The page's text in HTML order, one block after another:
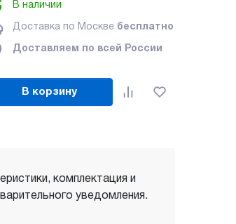
В наличии
Доставка по Москве бесплатно
Доставляем по всей России
В корзину
комплектация и
уведомления.